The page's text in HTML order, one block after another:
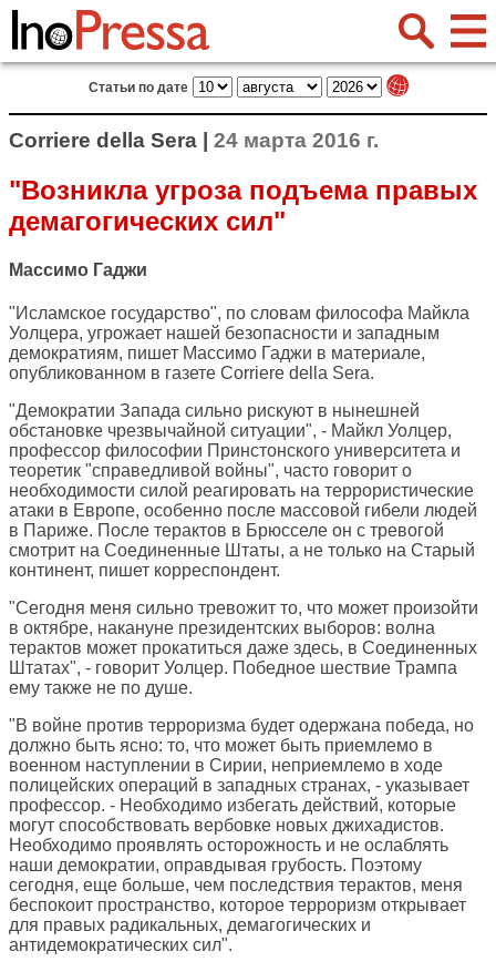
Статьи по дате
Corriere della Sera | 24 марта 2016 г.
"Возникла угроза подъема правых
демагогических сил"
Массимо Гаджи
"Исламское государство", по словам философа Майкла
Уолцера, угрожает нашей безопасности и западным
демократиям, пишет Массимо Гаджи в материале,
опубликованном в газете Corriere della Sera.
"Демократии Запада сильно рискуют в нынешней
обстановке чрезвычайной ситуации", - Майкл Уолцер,
профессор философии Принстонского университета и
теоретик "справедливой войны", часто говорит о
необходимости силой реагировать на террористические
атаки в Европе, особенно после массовой гибели людей
в Париже. После терактов в Брюсселе он с тревогой
смотрит на Соединенные Штаты, а не только на Старый
континент, пишет корреспондент.
"Сегодня меня сильно тревожит то, что может произойти
в октябре, накануне президентских выборов: волна
терактов может прокатиться даже здесь, в Соединенных
Штатах", - говорит Уолцер. Победное шествие Трампа
ему также не по душе.
"В войне против терроризма будет одержана победа, но
должно быть ясно: то, что может быть приемлемо в
военном наступлении в Сирии, неприемлемо в ходе
полицейских операций в западных странах, - указывает
профессор. - Необходимо избегать действий, которые
могут способствовать вербовке новых джихадистов.
Необходимо проявлять осторожность и не ослаблять
наши демократии, оправдывая грубость. Поэтому
сегодня, еще больше, чем последствия терактов, меня
беспокоит пространство, которое терроризм открывает
для правых радикальных, демагогических и
антидемократических сил".